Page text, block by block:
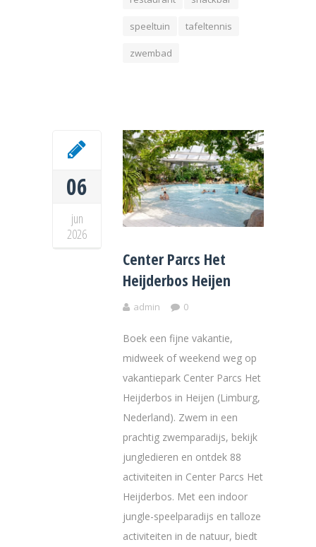
speeltuin tafeltennis
zwembad
06
jun
2026
Center Parcs Het
Heijderbos Heijen
admin 0
Boek een fijne vakantie,
midweek of weekend weg op
vakantiepark Center Parcs Het
Heijderbos in Heijen (Limburg,
Nederland). Zwem in een
prachtig zwemparadijs, bekijk
jungledieren en ontdek 88
activiteiten in Center Parcs Het
Heijderbos. Met een indoor
jungle-speelparadijs en talloze
activiteiten in de natuur, biedt